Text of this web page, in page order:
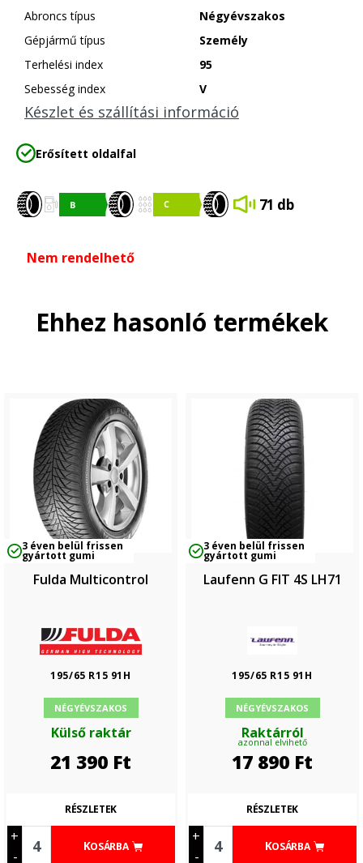
Abroncs típus
Négyévszakos
Gépjármű típus
Személy
Terhelési index
95
Sebesség index
V
Készlet és szállítási információ
Erősített oldalfal
71 db
Nem rendelhető
Ehhez hasonló termékek
3 éven belül frissen
gyártott gumi
Fulda Multicontrol
195/65 R15 91H
NÉGYÉVSZAKOS
Külső raktár
21 390 Ft
+
-
KOSÁRBA
RÉSZLETEK
3 éven belül frissen
gyártott gumi
Laufenn G FIT 4S LH71
195/65 R15 91H
NÉGYÉVSZAKOS
Raktárról
azonnal elvihető
17 890 Ft
+
-
KOSÁRBA
RÉSZLETEK